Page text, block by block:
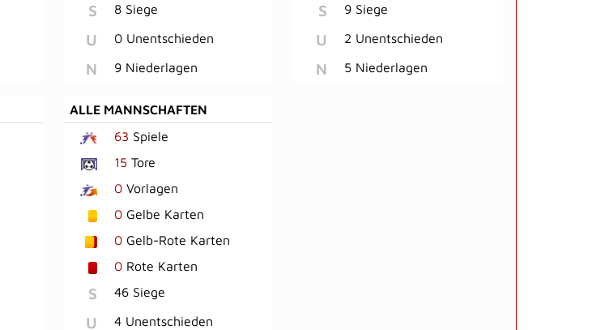
S 8 Siege
U 0 Unentschieden
N 9 Niederlagen
S 9 Siege
U 2 Unentschieden
N 5 Niederlagen
ALLE MANNSCHAFTEN
63 Spiele
15 Tore
0Vorlagen
0Gelbe Karten
0Gelb-Rote Karten
0Rote Karten
S 46 Siege
U 4 Unentschieden